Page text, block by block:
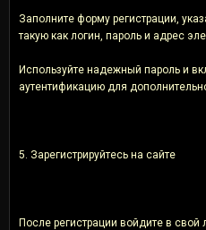
Заполните форму регистрации,
такую как логин, пароль и адрес
Используйте надежный пароль и
аутентификацию для
5. Зарегистрируйтесь на сайте
После регистрации войдите в свой